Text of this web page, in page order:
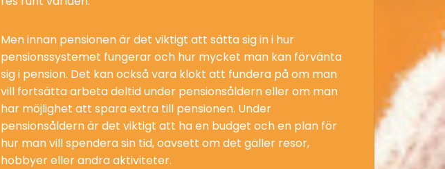
Men innan pensionen är det viktigt att sätta sig in i hur
pensionssystemet fungerar och hur mycket man kan förvänta
sig i pension. Det kan också vara klokt att fundera på om man
vill fortsätta arbeta deltid under pensionsåldern eller om man
har möjlighet att spara extra till pensionen. Under
pensionsåldern är det viktigt att ha en budget och en plan för
hur man vill spendera sin tid, oavsett om det gäller resor,
hobbyer eller andra aktiviteter.